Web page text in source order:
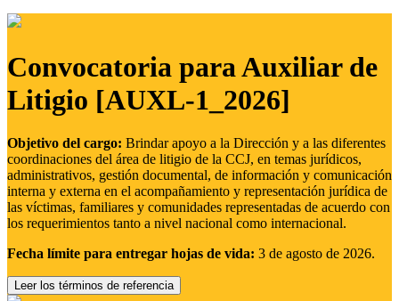
Convocatoria para Auxiliar de
Litigio [AUXL-1_2026]
Objetivo del cargo: Brindar apoyo a la Dirección y a las diferentes
coordinaciones del área de litigio de la CCJ, en temas jurídicos,
administrativos, gestión documental, de información y comunicación
interna y externa en el acompañamiento y representación jurídica de
las víctimas, familiares y comunidades representadas de acuerdo con
los requerimientos tanto a nivel nacional como internacional.
Fecha límite para entregar hojas de vida: 3 de agosto de 2026.
Leer los términos de referencia